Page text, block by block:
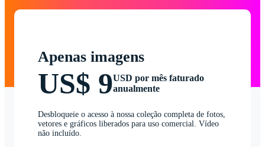
Apenas imagens
US$ 9USD por mês faturado
anualmente
Desbloqueie o acesso à nossa coleção completa de fotos,
vetores e gráficos liberados para uso comercial. Vídeo
não incluído.